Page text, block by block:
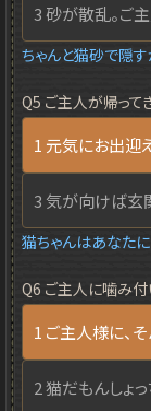
3 砂が散乱。ご
ちゃんと猫砂で隠
Q5 ご主人が帰って
1 元気にお出迎
3 気が向けば玄
猫ちゃんはあなた
Q6 ご主人に噛み付
1 ご主人様に、
2 猫だもんしょ